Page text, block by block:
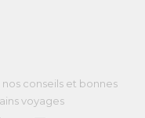
conseils et bonnes
voyages